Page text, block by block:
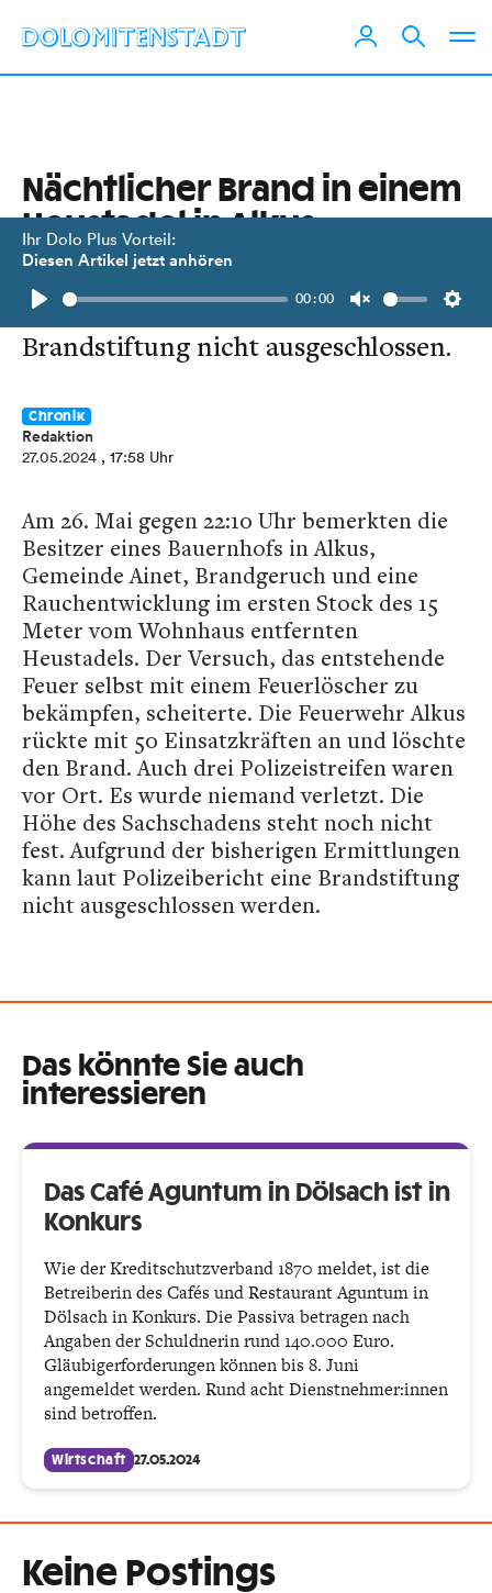
Ihr Dolo Plus Vorteil:
Diesen Artikel jetzt anhören
Play
00:00
Unmute
Nächtlicher Brand in einem
Heustadel in Alkus
Die Feuerwehr löschte den Brand. Es
wurde niemand verletzt.
Brandstiftung nicht ausgeschlossen.
Chronik
Redaktion
27.05.2024 , 17:58 Uhr
Am 26. Mai gegen 22:10 Uhr bemerkten die
Besitzer eines Bauernhofs in Alkus,
Gemeinde Ainet, Brandgeruch und eine
Rauchentwicklung im ersten Stock des 15
Meter vom Wohnhaus entfernten
Heustadels. Der Versuch, das entstehende
Feuer selbst mit einem Feuerlöscher zu
bekämpfen, scheiterte. Die Feuerwehr Alkus
rückte mit 50 Einsatzkräften an und löschte
den Brand. Auch drei Polizeistreifen waren
vor Ort. Es wurde niemand verletzt. Die
Höhe des Sachschadens steht noch nicht
fest. Aufgrund der bisherigen Ermittlungen
kann laut Polizeibericht eine Brandstiftung
nicht ausgeschlossen werden.
Das könnte Sie auch
interessieren
Das Café Aguntum in Dölsach ist in
Konkurs
Wie der Kreditschutzverband 1870 meldet, ist die
Betreiberin des Cafés und Restaurant Aguntum in
Dölsach in Konkurs. Die Passiva betragen nach
Angaben der Schuldnerin rund 140.000 Euro.
Gläubigerforderungen können bis 8. Juni
angemeldet werden. Rund acht Dienstnehmer:innen
sind betroffen.
Wirtschaft 27.05.2024
Keine Postings